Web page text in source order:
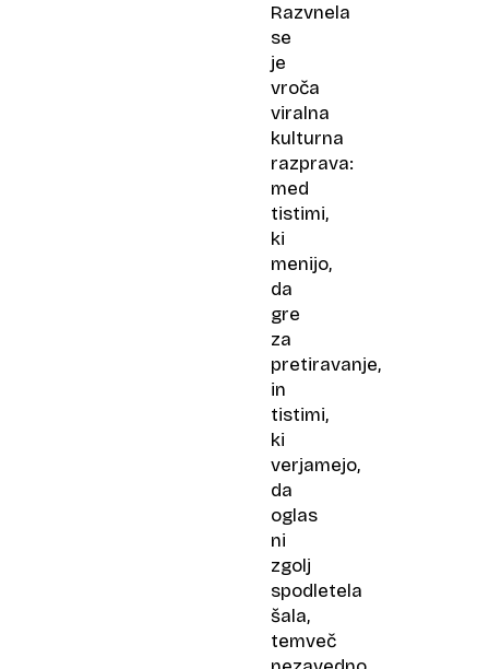
Razvnela
se
je
vroča
viralna
kulturna
razprava:
med
tistimi,
ki
menijo,
da
gre
za
pretiravanje,
in
tistimi,
ki
verjamejo,
da
oglas
ni
zgolj
spodletela
šala,
temveč